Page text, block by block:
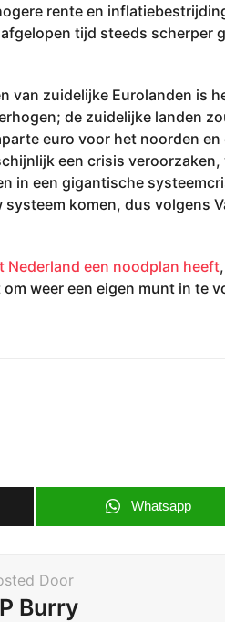
rente en
tijd steeds scherper
van zuidelijke Eurolanden is
de zuidelijke landen
euro voor het noorden
een crisis
in een gigantische
systeem komen, dus volgens
Nederland een noodplan heeft
weer een eigen munt in te
Whatsapp
Door
Burry